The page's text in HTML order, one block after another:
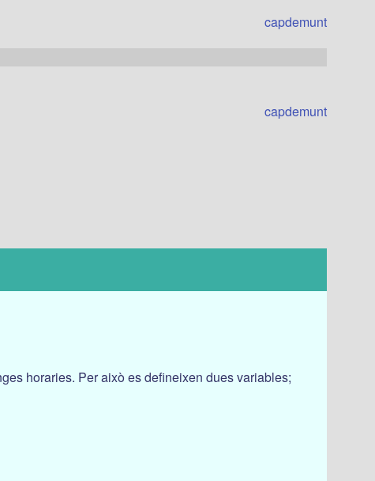
capdemunt
capdemunt
horaries. Per això es defineixen dues variables;